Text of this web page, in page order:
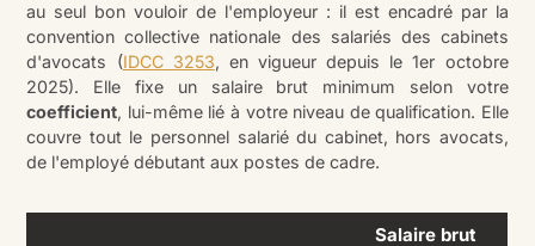
au seul bon vouloir de l'employeur : il est encadré par la
convention collective nationale des salariés des cabinets
d'avocats (IDCC 3253, en vigueur depuis le 1er octobre
2025). Elle fixe un salaire brut minimum selon votre
coefficient, lui-même lié à votre niveau de qualification. Elle
couvre tout le personnel salarié du cabinet, hors avocats,
de l'employé débutant aux postes de cadre.
Salaire brut